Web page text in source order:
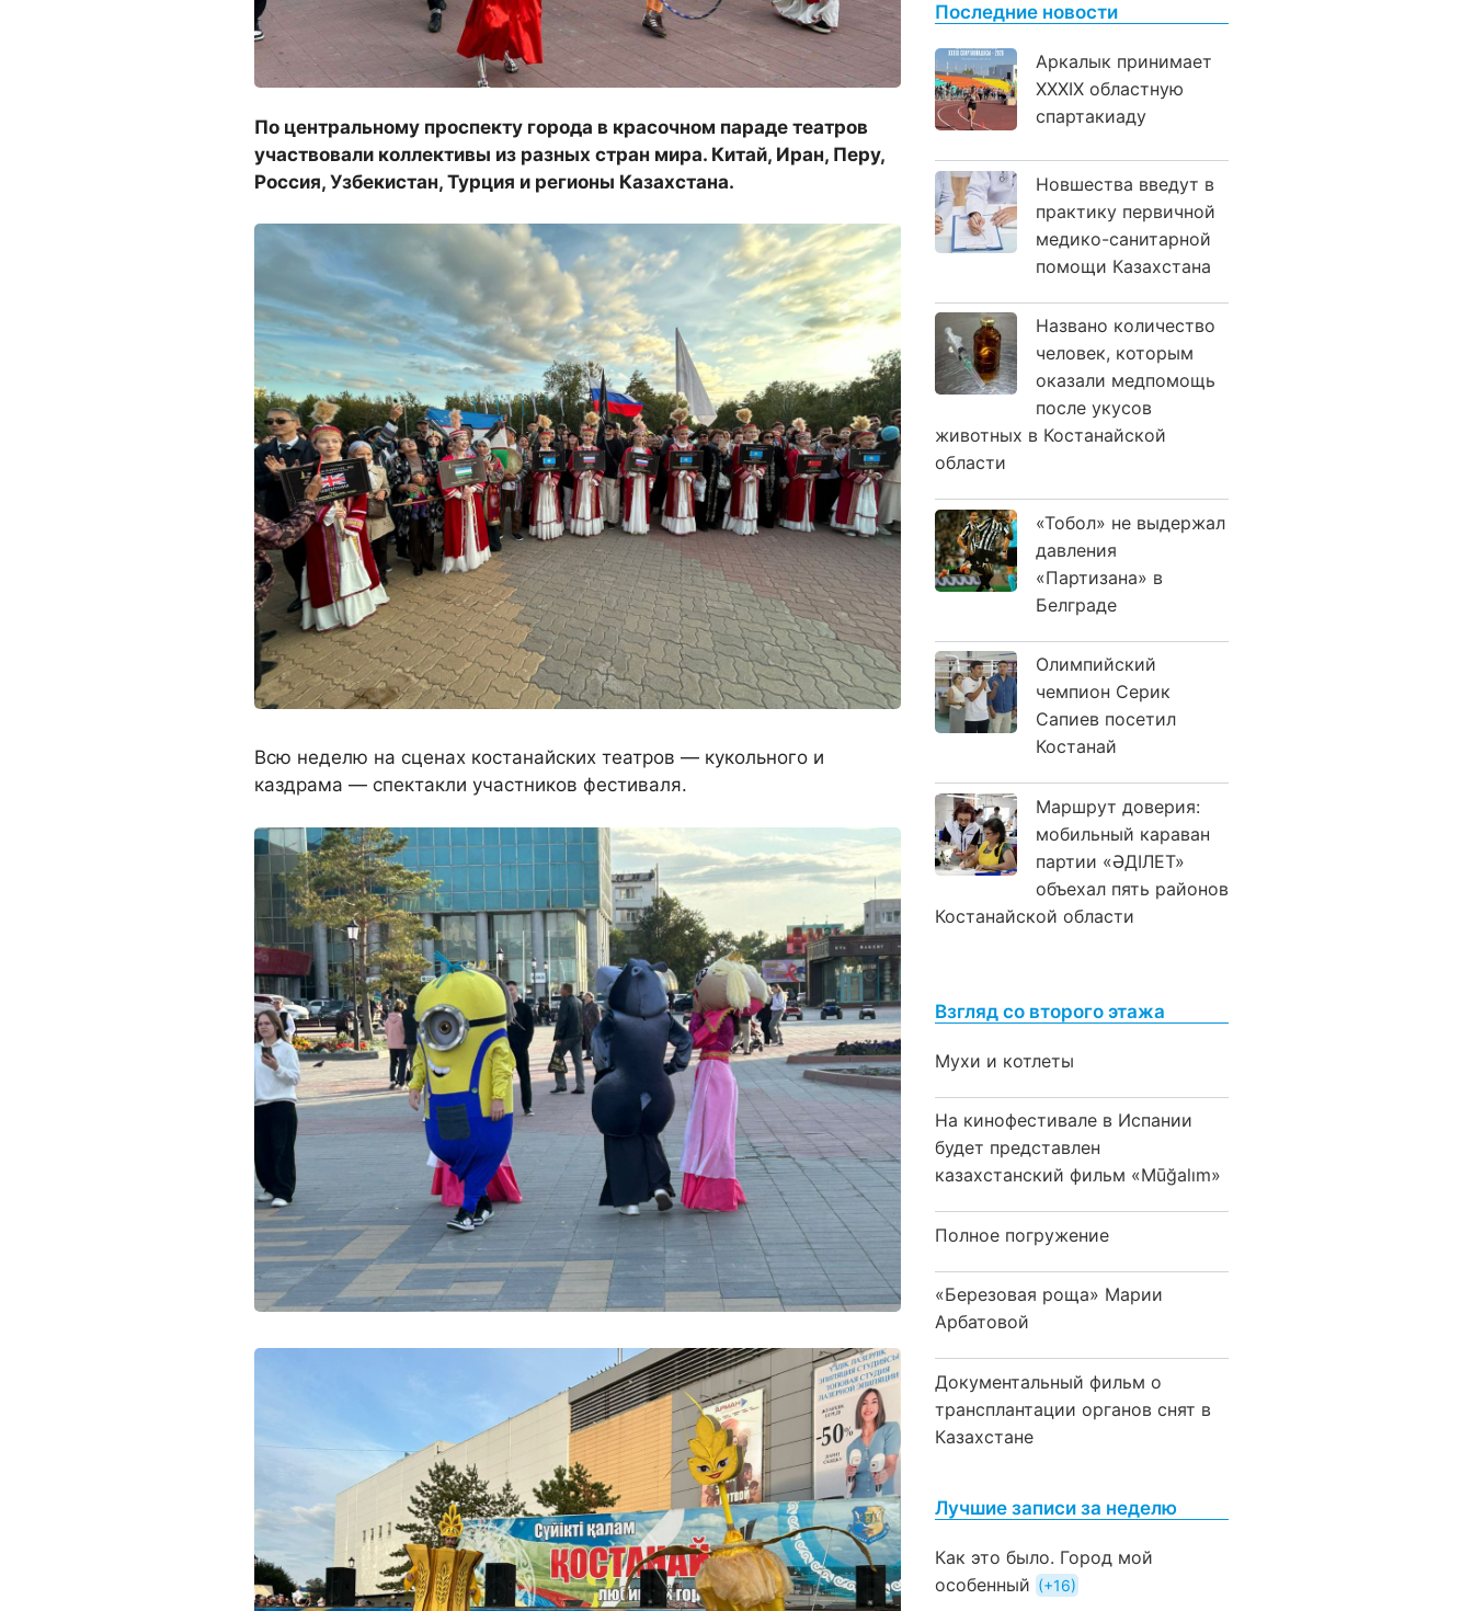
По центральному проспекту города в красочном параде театров
участвовали коллективы из разных стран мира. Китай, Иран, Перу,
Россия, Узбекистан, Турция и регионы Казахстана.
Всю неделю на сценах костанайских театров — кукольного и
каздрама — спектакли участников фестиваля.
Последние новости
Аркалык принимает
XXXIX областную
спартакиаду
Новшества введут в
практику первичной
медико-санитарной
помощи Казахстана
Названо количество
человек, которым
оказали медпомощь
после укусов
животных в Костанайской
области
«Тобол» не выдержал
давления
«Партизана» в
Белграде
Олимпийский
чемпион Серик
Сапиев посетил
Костанай
Маршрут доверия:
мобильный караван
партии «ӘДІЛЕТ»
объехал пять районов
Костанайской области
Взгляд со второго этажа
Мухи и котлеты
На кинофестивале в Испании
будет представлен
казахстанский фильм «Mūğalım»
Полное погружение
«Березовая роща» Марии
Арбатовой
Документальный фильм о
трансплантации органов снят в
Казахстане
Лучшие записи за неделю
Как это было. Город мой
особенный
+16